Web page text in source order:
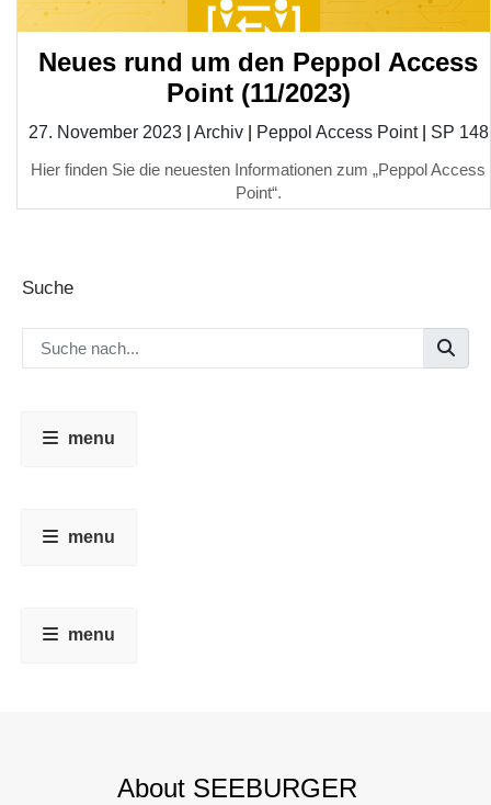
Neues rund um den Peppol Access
Point (11/2023)
27. November 2023 Archiv| Peppol Access Point| SP 148
Hier finden Sie die neuesten Informationen zum „Peppol Access
Point“.
Suche
menu
menu
menu
About SEEBURGER